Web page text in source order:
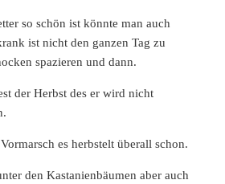
so schön ist könnte man auch
ist nicht den ganzen Tag zu
spazieren und dann.
der Herbst des er wird nicht
es herbstelt überall schon.
den Kastanienbäumen aber auch